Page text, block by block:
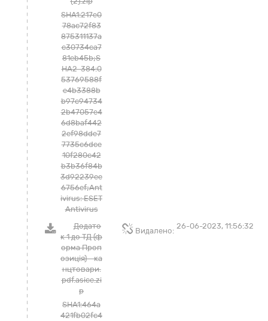
SHA1:217e0
78ac72f83
875311137a
c30734ca7
81eb45b;S
HA2-384:0
53769588f
e4b3388b
b97c94734
2b47057e4
6d8baf442
2ef98dde7
7735c6dce
10f280c42
b3b36f84b
3d92239ee
6756ef;Ant
ivirus: ESET
Antivirus
Додато
к 1 до ТД (ф
орма Проп
озиція) - ка
нцтовари.
pdf.asice.zi
p
SHA1:464a
421fb02fc4
Видалено:
26-06-2023, 11:56:32